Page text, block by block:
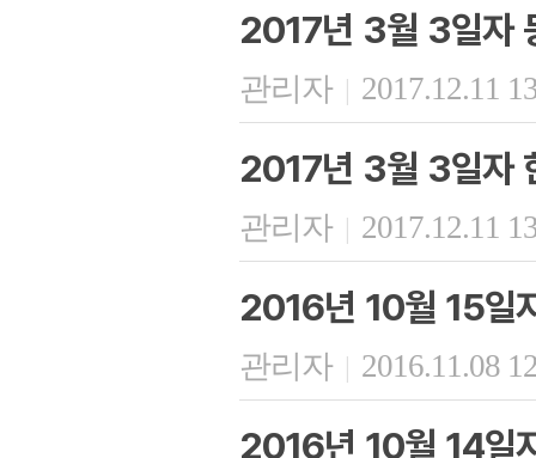
2017년 3월 3일자
관리자 | 2017.12.11
2017년 3월 3일자
관리자 | 2017.12.11
2016년 10월 15일
관리자 | 2016.11.08
2016년 10월 14일